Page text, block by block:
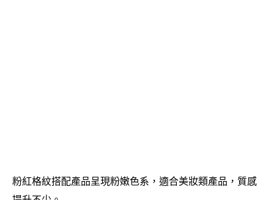
粉紅格紋搭配產品呈現粉嫩色系，適合美妝類產品，質感